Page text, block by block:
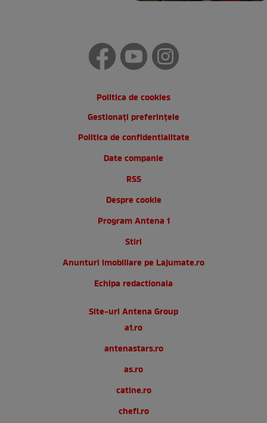
Politica de cookies
Gestionați preferințele
Politica de confidentialitate
Date companie
RSS
Despre cookie
Program Antena 1
Stiri
Anunturi imobiliare pe Lajumate.ro
Echipa redactionala
Site-uri Antena Group
a1.ro
antenastars.ro
as.ro
catine.ro
chefi.ro